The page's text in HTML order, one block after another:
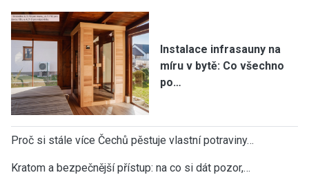
Instalace infrasauny na
míru v bytě: Co všechno
po…
Proč si stále více Čechů pěstuje vlastní potraviny…
Kratom a bezpečnější přístup: na co si dát pozor,…